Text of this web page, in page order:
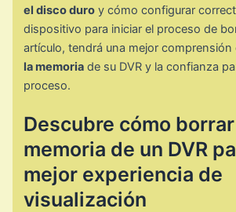
el disco duro y cómo configurar
dispositivo para iniciar el proceso de
artículo, tendrá una mejor comprensión
la memoria de su DVR y la confianza
proceso.
Descubre cómo
memoria de un DVR
mejor experiencia de
visualización